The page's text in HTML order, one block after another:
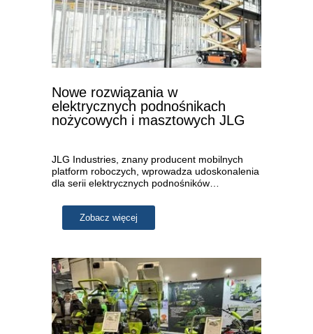
Nowe rozwiązania w
elektrycznych podnośnikach
nożycowych i masztowych JLG
JLG Industries, znany producent mobilnych
platform roboczych, wprowadza udoskonalenia
dla serii elektrycznych podnośników…
Zobacz więcej